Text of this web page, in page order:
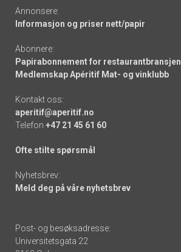
Annonsere:
Informasjon og priser nett/papir
Abonnere:
Papirabonnement for restaurantbransjen
Medlemskap Apéritif Mat- og vinklubb
Kontakt oss:
aperitif@aperitif.no
Telefon +47 21 45 61 60
Ofte stilte spørsmål
Nyhetsbrev:
Meld deg på våre nyhetsbrev
Post- og besøksadresse:
Universitetsgata 22